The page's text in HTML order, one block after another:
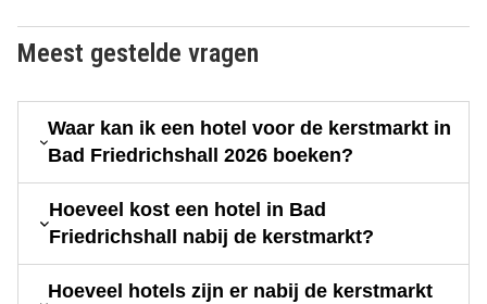
Meest gestelde vragen
Waar kan ik een hotel voor de kerstmarkt in
Bad Friedrichshall 2026 boeken?
Hoeveel kost een hotel in Bad
Friedrichshall nabij de kerstmarkt?
Hoeveel hotels zijn er nabij de kerstmarkt